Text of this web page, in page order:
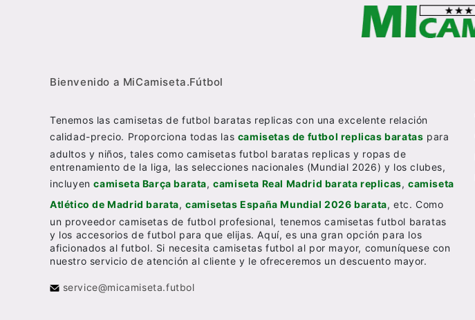
Bienvenido a MiCamiseta.Fútbol
Tenemos las camisetas de futbol baratas replicas con una excelente relación
calidad-precio. Proporciona todas las camisetas de futbol replicas baratas para
adultos y niños, tales como camisetas futbol baratas replicas y ropas de
entrenamiento de la liga, las selecciones nacionales (Mundial 2026) y los clubes,
incluyencamiseta Barça barata,camiseta Real Madrid barata replicas,camiseta
Atlético de Madrid barata,camisetas España Mundial 2026 barata, etc. Como
un proveedor camisetas de futbol profesional, tenemos camisetas futbol baratas
y los accesorios de futbol para que elijas. Aquí, es una gran opción para los
aficionados al futbol. Si necesita camisetas futbol al por mayor, comuníquese con
nuestro servicio de atención al cliente y le ofreceremos un descuento mayor.
service@micamiseta.futbol